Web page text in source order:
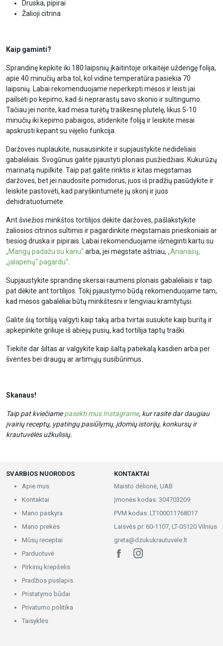
Druska, pipirai
Žalioji citrina
Kaip gaminti?
Sprandinę kepkite iki 180 laipsnių įkaitintoje orkaitėje uždengę folija,
apie 40 minučių arba tol, kol vidinė temperatūra pasiekia 70
laipsnių. Labai rekomenduojame neperkepti mėsos ir leisti jai
pailsėti po kepimo, kad ši neprarastų savo skonio ir sultingumo.
Tačiau jei norite, kad mėsa turėtų traškesnę plutelę, likus 5-10
minučių iki kepimo pabaigos, atidenkite foliją ir leiskite mėsai
apskrusti kepant su vėjelio funkcija.
Daržoves nuplaukite, nusausinkite ir supjaustykite nedideliais
gabalėliais. Svogūnus galite pjaustyti plonais pusžiedžiais. Kukurūzų
marinatą nupilkite. Taip pat galite rinktis ir kitas mėgstamas
daržoves, bet jei naudosite pomidorus, juos iš pradžių pasūdykite ir
leiskite pastovėti, kad paryškintumėte jų skonį ir juos
dehidratuotumėte.
Ant šviežios minkštos tortilijos dėkite daržoves, pašlakstykite
žaliosios citrinos sultimis ir pagardinkite mėgstamais prieskoniais ar
tiesiog druska ir pipirais. Labai rekomenduojame išmėginti kartu su
„Mangų padažu su kariu“arba, jei mėgstate aštriau, „Ananasų,
„jalapenų“ pagardu“
Supjaustykite sprandinę skersai raumens plonais gabalėliais ir taip
pat dėkite ant tortilijos. Tokį pjaustymo būdą rekomenduojame tam,
kad mėsos gabalėliai būtų minkštesni ir lengviau kramtytųsi.
Galite šią tortiliją valgyti kaip taką arba tvirtai susukite kaip buritą ir
apkepinkite griliuje iš abiejų pusių, kad tortilija taptų traški.
Tiekite dar šiltas ar valgykite kaip šaltą patiekalą kasdien arba per
šventes bei draugų ar artimųjų susibūrimus.
Skanaus!
Taip pat kviečiamepasekti mus Instagrame, kur rasite dar daugiau
įvairių receptų, ypatingų pasiūlymų, įdomių istorijų, konkursų ir
krautuvėlės užkulisių.
SVARBIOS NUORODOS
Apie mus
Kontaktai
Mano paskyra
Mano prekės
Mūsų receptai
Parduotuvė
Pirkinių krepšelis
Pradžios puslapis
Pristatymo būdai
Privatumo politika
Taisyklės
KONTAKTAI
Maisto dėlionė, UAB
Įmonės kodas: 304703209
PVM kodas: LT100011768017
Laisvės pr. 60-1107, LT-05120 Vilnius
greta@dzukukrautuvele.lt